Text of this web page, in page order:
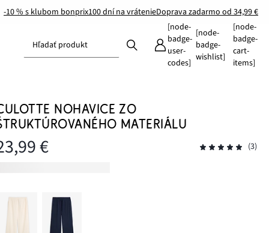
-10 % s klubom bonprix100 dní na vrátenieDoprava zadarmo od 34,99 €
Hľadať produkt
[node-
badge-
user-
codes]
[node-
badge-
wishlist]
[node-
badge-
cart-
items]
NOHAVICE ZO
MATERIÁLU
€ (3)